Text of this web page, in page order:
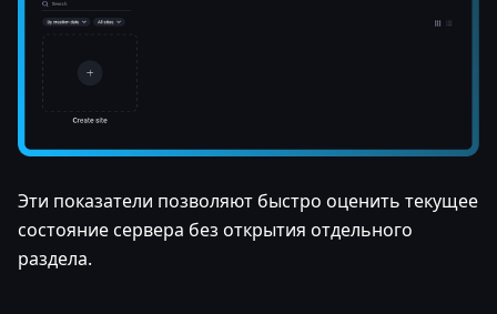
Эти показатели позволяют быстро оценить текущее
состояние сервера без открытия отдельного
раздела.